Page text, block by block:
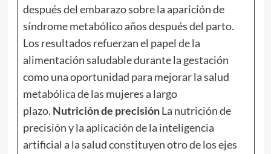
después del embarazo sobre la aparición de
síndrome metabólico años después del parto.
Los resultados refuerzan el papel de la
alimentación saludable durante la gestación
como una oportunidad para mejorar la salud
metabólica de las mujeres a largo
plazo. Nutrición de precisiónLa nutrición de
precisión y la aplicación de la inteligencia
artificial a la salud constituyen otro de los ejes